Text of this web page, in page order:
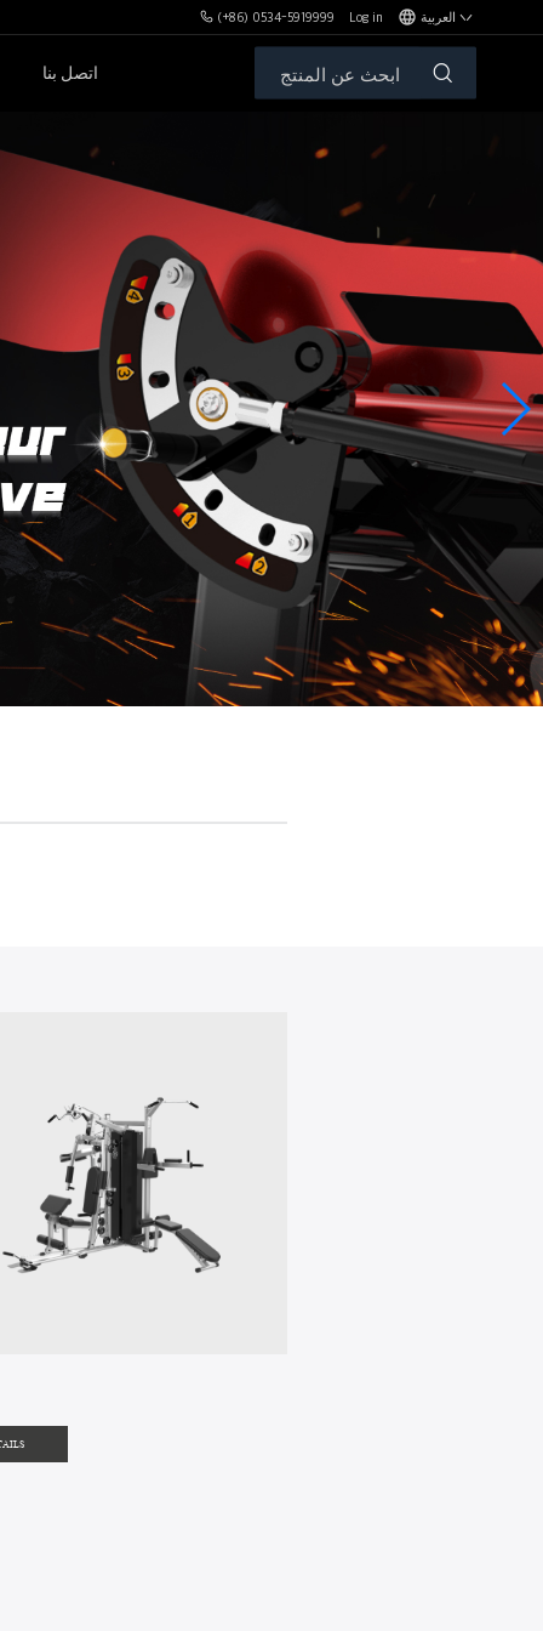
(+86) 0534-5919999 Log in العربية
الأوزان الحرة والمقاعد
سلسلةPL
سلسلةSH
سلسلةZH
اتصل بنا